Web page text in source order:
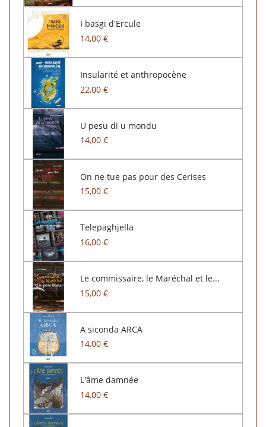
I basgi d'Ercule
14,00 €
Insularité et anthropocène
22,00 €
U pesu di u mondu
14,00 €
On ne tue pas pour des Cerises
15,00 €
Telepaghjella
16,00 €
Le commissaire, le Maréchal et le...
15,00 €
A siconda ARCA
14,00 €
L'âme damnée
14,00 €